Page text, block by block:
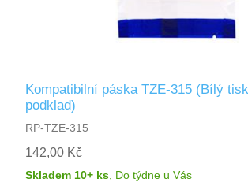
Kompatibilní páska TZE-315 (Bílý
podklad)
RP-TZE-315
142,00 Kč
Skladem 10+ ks Do týdne u Vás